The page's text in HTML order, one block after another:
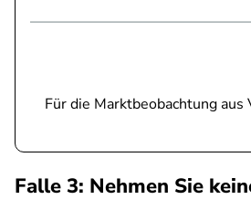
Für die Marktbeobachtung
Falle 3: Nehmen Sie